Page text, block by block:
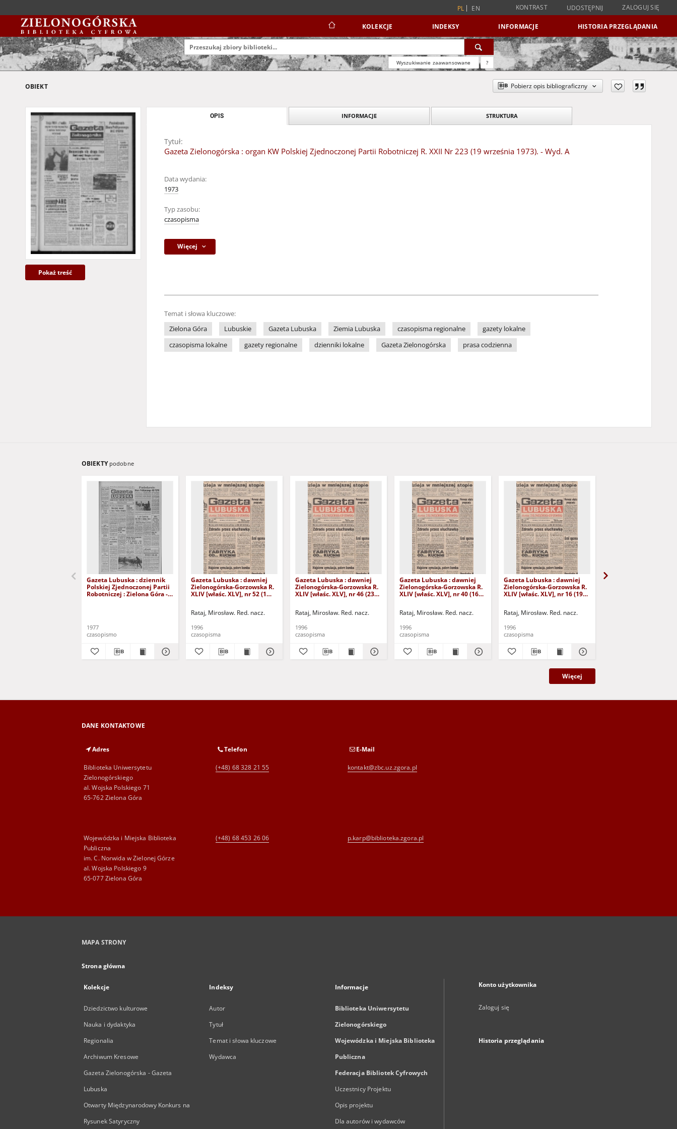
PL EN KONTRAST UDOSTĘPNIJ ZALOGUJ SIĘ
KOLEKCJE INDEKSY INFORMACJE HISTORIA PRZEGLĄDANIA
Wyszukiwanie zaawansowane ?
OBIEKT Pobierz opis bibliograficzny
Pokaż treść
OPIS INFORMACJE STRUKTURA
Tytuł:
Gazeta Zielonogórska : organ KW Polskiej Zjednoczonej Partii Robotniczej R. XXII Nr 223 (19 września 1973). - Wyd. A
Data wydania:
1973
Typ zasobu:
czasopisma
Więcej
Temat i słowa kluczowe:
Zielona Góra
Lubuskie Gazeta Lubuska Ziemia Lubuska czasopisma regionalne
gazety lokalne
czasopisma lokalne
gazety regionalne dzienniki lokalne Gazeta Zielonogórska prasa codzienna
OBIEKTY podobne
Gazeta Lubuska : dziennik
Polskiej Zjednoczonej Partii
Robotniczej : Zielona Góra -
1977
czasopismo
Gazeta Lubuska : dawniej
Zielonogórska-Gorzowska R.
XLIV [właśc. XLV], nr 52 (1
Rataj, Mirosław. Red. nacz.
1996
czasopisma
Gazeta Lubuska : dawniej
Zielonogórska-Gorzowska R.
XLIV [właśc. XLV], nr 46 (23
Rataj, Mirosław. Red. nacz.
1996
czasopisma
Gazeta Lubuska : dawniej
Zielonogórska-Gorzowska R.
XLIV [właśc. XLV], nr 40 (16
Rataj, Mirosław. Red. nacz.
1996
czasopisma
Gazeta Lubuska : dawniej
Zielonogórska-Gorzowska R.
XLIV [właśc. XLV], nr 16 (19
Rataj, Mirosław. Red. nacz.
1996
czasopisma
Więcej
DANE KONTAKTOWE
Adres
Biblioteka Uniwersytetu
Zielonogórskiego
al. Wojska Polskiego 71
65-762 Zielona Góra
Telefon
(+48) 68 328 21 55
E-Mail
kontakt@zbc.uz.zgora.pl
Wojewódzka i Miejska Biblioteka
Publiczna
im. C. Norwida w Zielonej Górze
al. Wojska Polskiego 9
65-077 Zielona Góra
(+48) 68 453 26 06 p.karp@biblioteka.zgora.pl
MAPA STRONY
Strona główna
Kolekcje
Dziedzictwo kulturowe
Nauka i dydaktyka
Regionalia
Archiwum Kresowe
Gazeta Zielonogórska - Gazeta
Lubuska
Otwarty Międzynarodowy Konkurs na
Rysunek Satyryczny
Indeksy
Autor
Tytuł
Temat i słowa kluczowe
Wydawca
Informacje
Biblioteka Uniwersytetu
Zielonogórskiego
Wojewódzka i Miejska Biblioteka
Publiczna
Federacja Bibliotek Cyfrowych
Uczestnicy Projektu
Opis projektu
Dla autorów i wydawców
Konto użytkownika
Zaloguj się
Historia przeglądania